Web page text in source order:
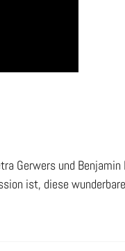
Gerwers und Benjamin
ist, diese